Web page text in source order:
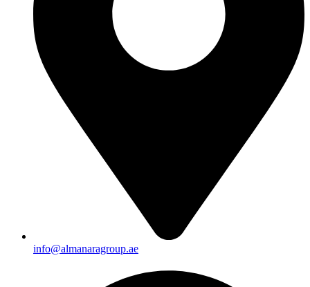
info@almanaragroup.ae